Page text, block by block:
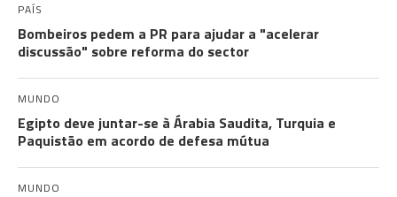
PAÍS
Bombeiros pedem a PR para ajudar a "acelerar
discussão" sobre reforma do sector
MUNDO
Egipto deve juntar-se à Árabia Saudita, Turquia e
Paquistão em acordo de defesa mútua
MUNDO